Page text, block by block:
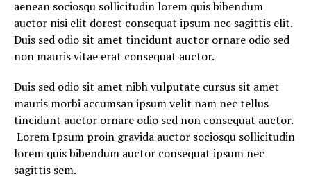
aenean sociosqu sollicitudin lorem quis bibendum
auctor nisi elit dorest consequat ipsum nec sagittis elit.
Duis sed odio sit amet tincidunt auctor ornare odio sed
non mauris vitae erat consequat auctor.
Duis sed odio sit amet nibh vulputate cursus sit amet
mauris morbi accumsan ipsum velit nam nec tellus
tincidunt auctor ornare odio sed non consequat auctor.
Lorem Ipsum proin gravida auctor sociosqu sollicitudin
lorem quis bibendum auctor consequat ipsum nec
sagittis sem.